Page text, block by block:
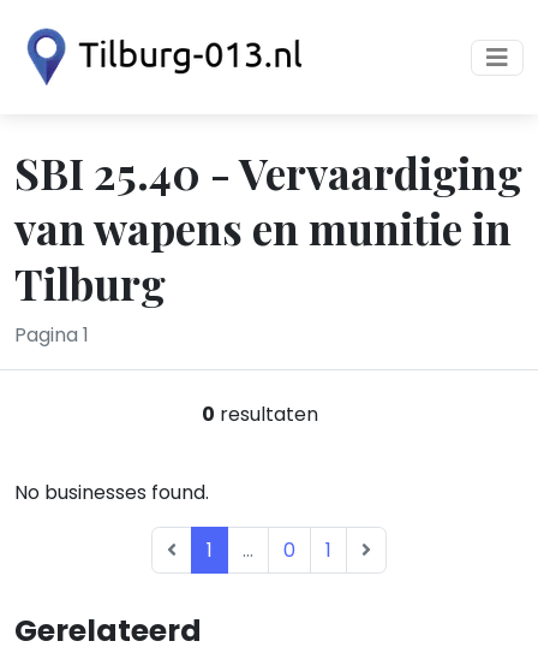
SBI 25.40 - Vervaardiging
van wapens en munitie in
Tilburg
Pagina 1
Gerelateerd
0 resultaten
No businesses found.
1 ... 0 1